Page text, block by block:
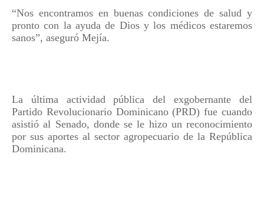
“Nos encontramos en buenas condiciones de salud y
pronto con la ayuda de Dios y los médicos estaremos
sanos”, aseguró Mejía.
La última actividad pública del exgobernante del
Partido Revolucionario Dominicano (PRD) fue cuando
asistió al Senado, donde se le hizo un reconocimiento
por sus aportes al sector agropecuario de la República
Dominicana.